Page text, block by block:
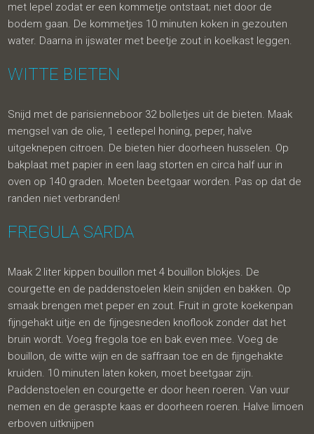
met lepel zodat er een kommetje ontstaat; niet door de
bodem gaan. De kommetjes 10 minuten koken in gezouten
water. Daarna in ijswater met beetje zout in koelkast leggen.
WITTE BIETEN
Snijd met de parisienneboor 32 bolletjes uit de bieten. Maak
mengsel van de olie, 1 eetlepel honing, peper, halve
uitgeknepen citroen. De bieten hier doorheen husselen. Op
bakplaat met papier in een laag storten en circa half uur in
oven op 140 graden. Moeten beetgaar worden. Pas op dat de
randen niet verbranden!
FREGULA SARDA
Maak 2 liter kippen bouillon met 4 bouillon blokjes. De
courgette en de paddenstoelen klein snijden en bakken. Op
smaak brengen met peper en zout. Fruit in grote koekenpan
fijngehakt uitje en de fijngesneden knoflook zonder dat het
bruin wordt. Voeg fregola toe en bak even mee. Voeg de
bouillon, de witte wijn en de saffraan toe en de fijngehakte
kruiden. 10 minuten laten koken, moet beetgaar zijn.
Paddenstoelen en courgette er door heen roeren. Van vuur
nemen en de geraspte kaas er doorheen roeren. Halve limoen
erboven uitknijpen